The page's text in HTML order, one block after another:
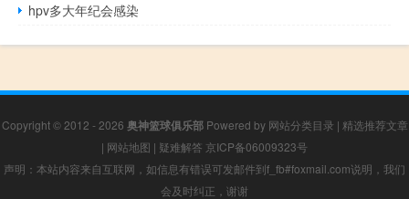
hpv多大年纪会感染
Copyright © 2012 - 2026 奥神篮球俱乐部Powered by 网站分类目录 | 精选推荐文章
| 网站地图 | 疑难解答 京ICP备06009323号
声明：本站内容来自互联网，如信息有错误可发邮件到f_fb#foxmail.com说明，我们
会及时纠正，谢谢